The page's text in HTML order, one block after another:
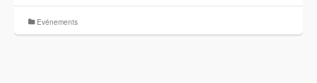
Evénements